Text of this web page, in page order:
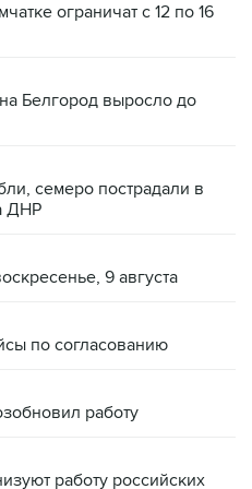
ограничат с 12 по 16
Белгород выросло до
семеро пострадали в
ДНР
9 августа
по согласованию
работу
работу российских